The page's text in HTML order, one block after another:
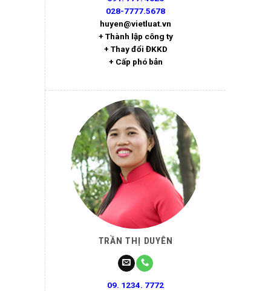
028-7777.5678
huyen@vietluat.vn
+ Thành lập công ty
+ Thay đổi ĐKKD
+ Cấp phó bản
TRẦN THỊ DUYÊN
09. 1234. 7772